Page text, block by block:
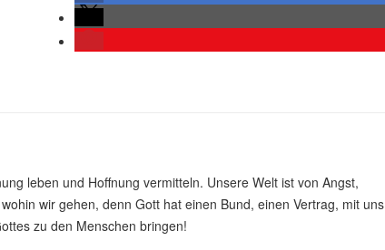
leben und Hoffnung vermitteln. Unsere Welt ist von Angst,
wir gehen, denn Gott hat einen Bund, einen Vertrag, mit uns
zu den Menschen bringen!